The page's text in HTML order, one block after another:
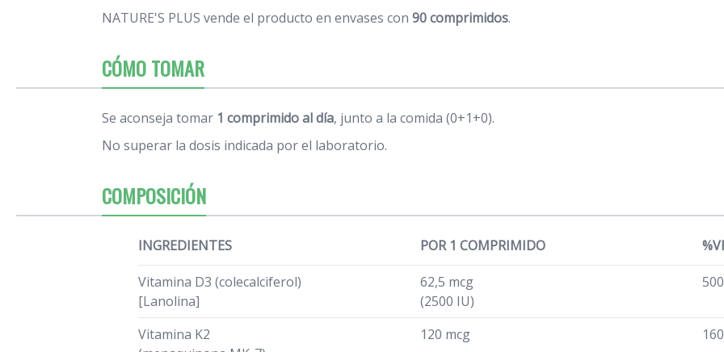
NATURE'S PLUS vende el producto en envases con 90 comprimidos.
CÓMO TOMAR
Se aconseja tomar 1 comprimido al día, junto a la comida (0+1+0).
No superar la dosis indicada por el laboratorio.
COMPOSICIÓN
INGREDIENTES POR 1 COMPRIMIDO
Vitamina D3 (colecalciferol)
[Lanolina]
62,5 mcg
(2500 IU)
500
Vitamina K2
120 mcg 160